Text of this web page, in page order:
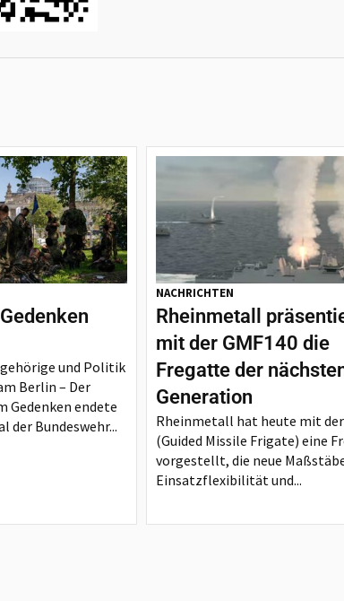
und Politik
Berlin – Der
Gedenken endete
der Bundeswehr...
NACHRICHTEN
Rheinmetall
mit der GMF140 die
Fregatte der
Generation
Rheinmetall hat heute mit der
(Guided Missile Frigate) eine
vorgestellt, die neue
Einsatzflexibilität und...